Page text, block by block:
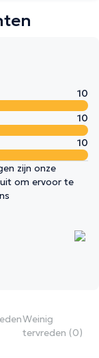
10
10
10
zijn onze
om ervoor te
Weinig
tervreden (0)